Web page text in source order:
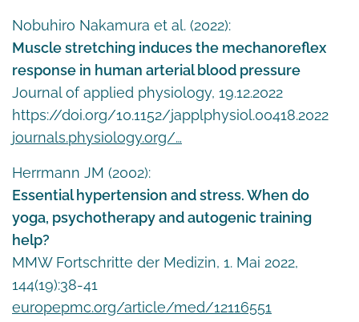
Nobuhiro Nakamura et al. (2022):
Muscle stretching induces the mechanoreflex
response in human arterial blood pressure
Journal of applied physiology, 19.12.2022
https://doi.org/10.1152/japplphysiol.00418.2022
journals.physiology.org/…
Herrmann JM (2002):
Essential hypertension and stress. When do
yoga, psychotherapy and autogenic training
help?
MMW Fortschritte der Medizin, 1. Mai 2022,
144(19):38-41
europepmc.org/article/med/12116551